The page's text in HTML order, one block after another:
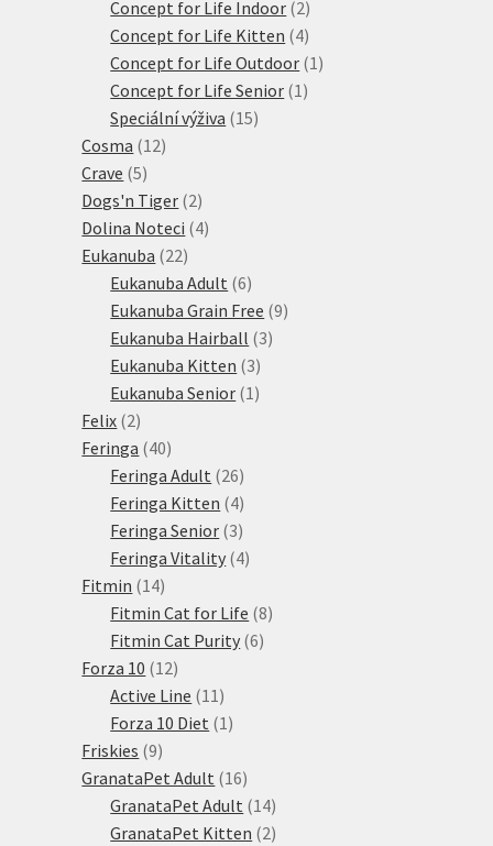
produktů
Concept for Life Indoor 22
produkty
Concept for Life Kitten 44
produkty
Concept for Life Outdoor 1 1
Concept for Life Senior 1 1
Speciální výživa 1515
Cosma 1212
Crave 55
produktů
Dogs'n Tiger 22
produkty
Dolina Noteci 44
Eukanuba 2222
produktů
Eukanuba Adult 66
produktů
Eukanuba Grain Free 99
Eukanuba Hairball 33
Eukanuba Kitten 33
produkty
Eukanuba Senior 1 1
Felix 22
produkty
Feringa 4040
produktů
Feringa Adult 2626
produktů
Feringa Kitten 44
produkty
Feringa Senior 33
produkty
Feringa Vitality 44
Fitmin 1414
produktů
Fitmin Cat for Life 88
Fitmin Cat Purity 66
Forza 10 1212
produktů
Active Line 11 11
produktů
Forza 10 Diet 1 1
Friskies 99
produktů
GranataPet Adult 1616
produktů
GranataPet Adult 1414
produktů
GranataPet Kitten 22